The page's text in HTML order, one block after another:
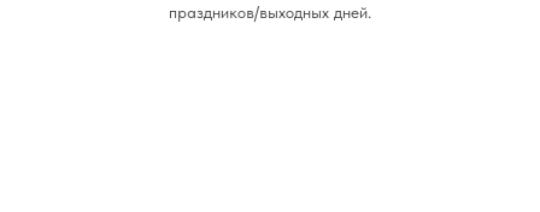
праздников/выходных дней.